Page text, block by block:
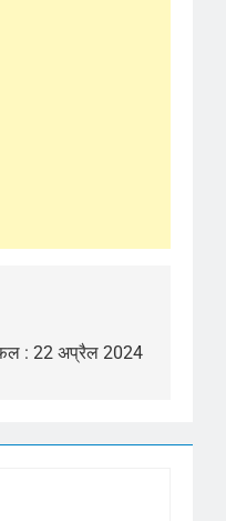
: 22 अप्रैल 2024